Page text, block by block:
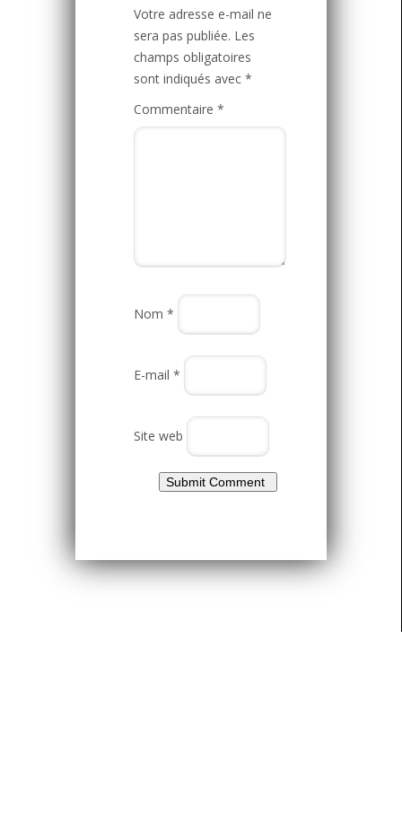
Votre adresse e-mail ne
sera pas publiée. Les
champs obligatoires
sont indiqués avec *
Commentaire *
Nom *
E-mail *
Site web